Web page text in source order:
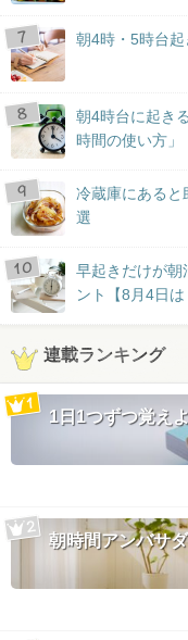
朝4時・5時台
朝4時台に起き
時間の使い方」
冷蔵庫にあると
選
早起きだけが朝
ント【8月4日は
連載ランキング
1日1つずつ覚え
朝時間アンバサ